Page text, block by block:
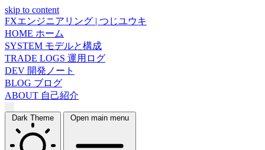
skip to content
FXエンジニアリング | つじユウキ
HOME ホーム
SYSTEM モデルと構成
TRADE LOGS 運用ログ
DEV 開発ノート
BLOG ブログ
ABOUT 自己紹介
Dark Theme Open main menu